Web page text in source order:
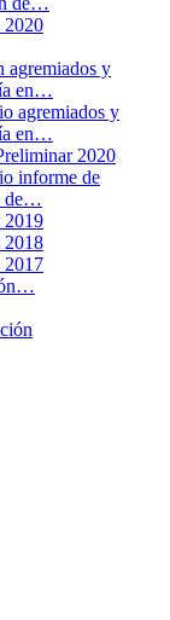
2020
agremiados y
en…
agremiados y
en…
2020
informe de
de…
2019
2018
2017